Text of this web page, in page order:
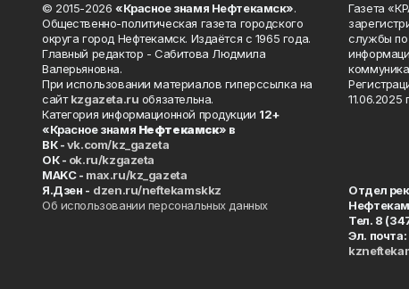
© 2015-2026 «Красное знамя Нефтекамск».
Общественно-политическая газета городского
округа город Нефтекамск. Издаётся с 1965 года.
Главный редактор - Сабитова Людмила
Валерьяновна.
При использовании материалов гиперссылка на
сайтkzgazeta.ru обязательна.
Категория информационной продукции 12+
«Красное знамя Нефтекамск» в
ВК -vk.com/kz_gazeta
ОК - ok.ru/kzgazeta
MAKC - max.ru/kz_gazeta
Я.Дзен - dzen.ru/neftekamskkz
Об использовании персональных данных
Газета
службы по
11.06.2025
Отдел
Тел. 8
Эл. почта: